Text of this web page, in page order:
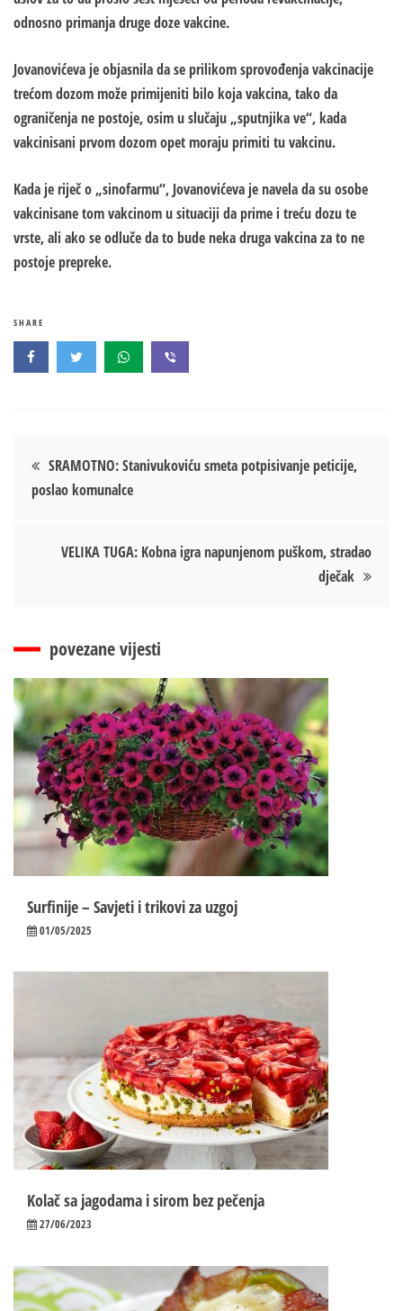
odnosno primanja druge doze vakcine.
Jovanovićeva je objasnila da se prilikom sprovođenja vakcinacije
trećom dozom može primijeniti bilo koja vakcina, tako da
ograničenja ne postoje, osim u slučaju „sputnjika ve“, kada
vakcinisani prvom dozom opet moraju primiti tu vakcinu.
Kada je riječ o „sinofarmu“, Jovanovićeva je navela da su osobe
vakcinisane tom vakcinom u situaciji da prime i treću dozu te
vrste, ali ako se odluče da to bude neka druga vakcina za to ne
postoje prepreke.
SHARE
Кретање
чланка
SRAMOTNO: Stanivukoviću smeta potpisivanje peticije,
poslao komunalce
VELIKA TUGA: Kobna igra napunjenom puškom, stradao
dječak
povezane vijesti
Surfinije – Savjeti i trikovi za uzgoj
01/05/2025
Kolač sa jagodama i sirom bez pečenja
27/06/2023